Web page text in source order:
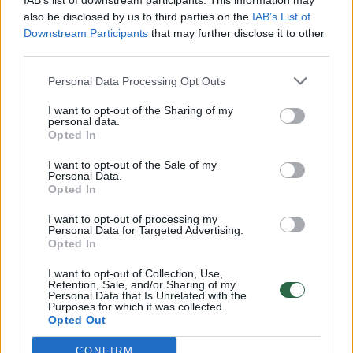
also be disclosed by us to third parties on the IAB’s List of
Downstream Participants that may further disclose it to other
Personal Data Processing Opt Outs
I want to opt-out of the Sharing of my
personal data.
Opted In
I want to opt-out of the Sale of my
Personal Data.
Opted In
I want to opt-out of processing my
Personal Data for Targeted Advertising.
Opted In
I want to opt-out of Collection, Use,
Retention, Sale, and/or Sharing of my
Personal Data that Is Unrelated with the
Purposes for which it was collected.
Opted Out
CONFIRM
vaiko gyvybių išgelbėti nepavyko
Žinios | Lietuvos diena
00:00:57
Savaitės vidurys nusimato karštas: temperatūra kils iki
32 laipsnių šilumos
Žinios | Orai
V. Zalužno pasisakymą laiko bandymu įsitvirtinti
Laidos | Nauja diena
00:00:59
Nufilmavo, kaip patvino Vilniaus Vakarinis aplinkkelis:
vaizdas pribloškia